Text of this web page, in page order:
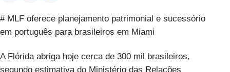
# MLF oferece planejamento patrimonial e sucessório
em português para brasileiros em Miami
A Flórida abriga hoje cerca de 300 mil brasileiros,
segundo estimativa do Ministério das Relações